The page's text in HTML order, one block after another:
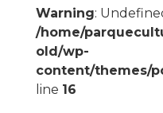
Warning:
/home/
old/wp-
content/themes/
line 16